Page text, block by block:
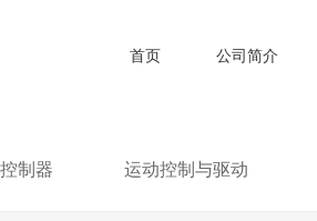
首页 公司简介
制器 运动控制与驱动